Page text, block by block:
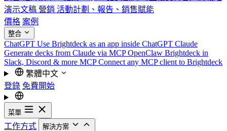
演示文稿 營銷 活動計劃、報告、銷售賦能
價格 案例
整合
ChatGPT Use Brightdeck as an app inside ChatGPT Claude
Generate decks from Claude via MCP OpenClaw Brightdeck in
Slack, Discord & more MCP Connect any MCP client to Brightdeck
繁體中文
登錄 免費開始
菜單
工作方式 解決方案